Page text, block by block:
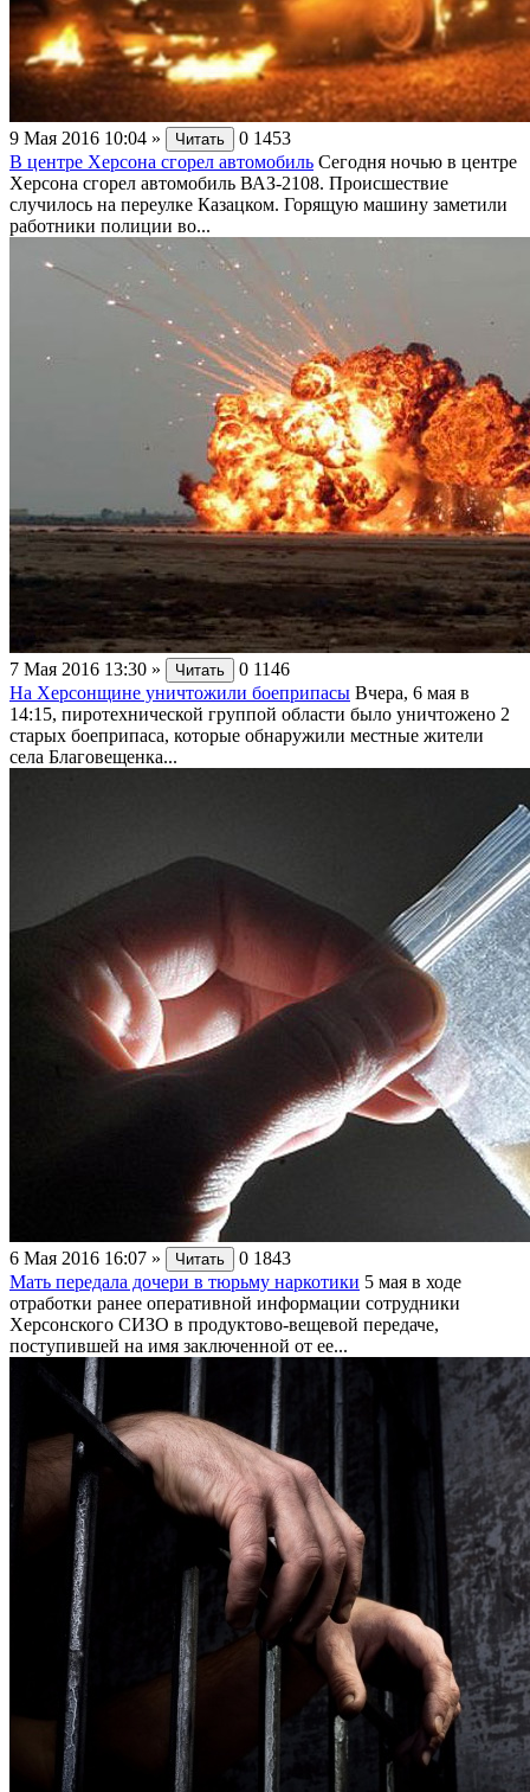
9 Мая 2016 10:04 » Читать 0 1453
В центре Херсона сгорел автомобиль Сегодня ночью в центре
Херсона сгорел автомобиль ВАЗ-2108. Происшествие
случилось на переулке Казацком. Горящую машину заметили
работники полиции во...
7 Мая 2016 13:30 » Читать 0 1146
На Херсонщине уничтожили боеприпасы Вчера, 6 мая в
14:15, пиротехнической группой области было уничтожено 2
старых боеприпаса, которые обнаружили местные жители
села Благовещенка...
6 Мая 2016 16:07 » Читать 0 1843
Мать передала дочери в тюрьму наркотики 5 мая в ходе
отработки ранее оперативной информации сотрудники
Херсонского СИЗО в продуктово-вещевой передаче,
поступившей на имя заключенной от ее...